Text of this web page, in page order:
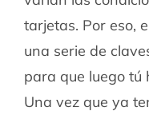
tarjetas. Por eso,
una serie de
para que luego tú
Una vez que ya